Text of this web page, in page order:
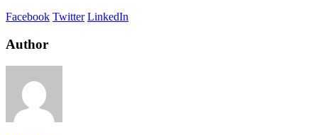
Facebook Twitter LinkedIn
Author